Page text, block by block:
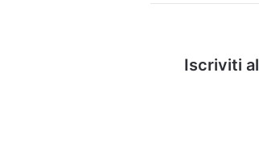
Iscriviti al